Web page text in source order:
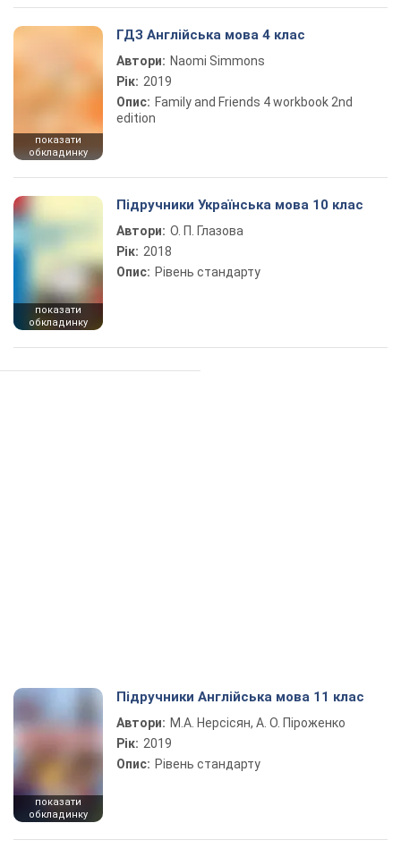
показати
обкладинку
ГДЗ Англійська мова 4 клас
Автори: Naomi Simmons
Рік: 2019
Опис: Family and Friends 4 workbook 2nd
edition
показати
обкладинку
Підручники Українська мова 10 клас
Автори: О. П. Глазова
Рік: 2018
Опис: Рівень стандарту
показати
обкладинку
Підручники Англійська мова 11 клас
Автори: М.А. Нерсісян, А. О. Піроженко
Рік: 2019
Опис: Рівень стандарту